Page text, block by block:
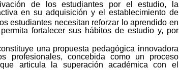
de los estudiantes por el estudio, la
en su adquisición y el establecimiento de
estudiantes necesitan reforzar lo aprendido en
fortalecer sus hábitos de estudio y, por
una propuesta pedagógica innovadora
profesionales, concebida como un proceso
articula la superación académica con el